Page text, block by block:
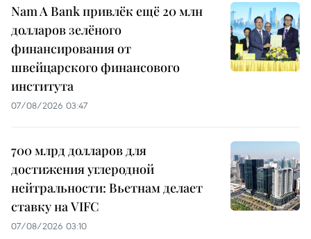
Nam A Bank привлёк ещё 20 млн
долларов зелёного
финансирования от
швейцарского финансового
института
07/08/2026 03:47
700 млрд долларов для
достижения углеродной
нейтральности: Вьетнам делает
ставку на VIFC
07/08/2026 03:10